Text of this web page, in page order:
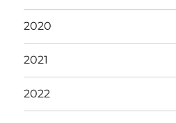
2020
2021
2022